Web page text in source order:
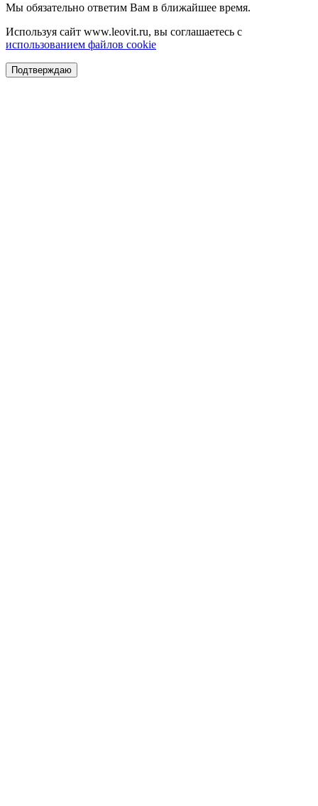
Мы обязательно ответим Вам в ближайшее время.
Используя сайт www.leovit.ru, вы соглашаетесь с
использованием файлов cookie
Подтверждаю